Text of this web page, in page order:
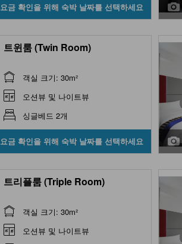
요금 확인을 위해 숙박 날짜를 선택하세요
트윈룸 (Twin Room)
객실 크기: 30m²
오션뷰 및 나이트뷰
싱글베드 2개
요금 확인을 위해 숙박 날짜를 선택하세요
트리플룸 (Triple Room)
객실 크기: 30m²
오션뷰 및 나이트뷰